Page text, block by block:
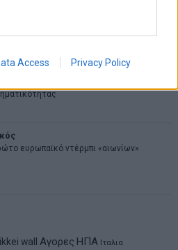
Access Privacy Policy
στην καταγγελία: Η Ελλάδα πάντα
ευρωπαϊκό ντέρμπι «αιωνίων»
wall Αγορες ΗΠΑ Ιταλια